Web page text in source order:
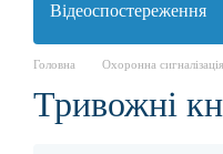
Відеоспостереження
Головна Охоронна сигналізація
Тривожні